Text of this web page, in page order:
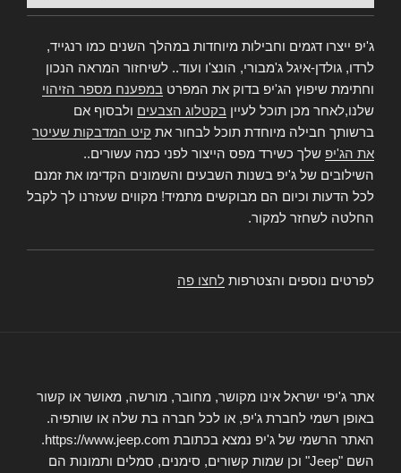
ג'יפ ייצרו דגמים וחבילות מיוחדות במהלך השנים כמו רנגייד,
לרדו, גולדן-איגל ג'מבורי, הונצ'ו ועוד.. לשיחזור המראה הנכון
וחתימת שיפוץ הג'יפ בדוק את המפרט במפענח מספר הזיהוי
שלנו,לאחר מכן תוכל לעיין בקטלוג הצבעים ולבסוף אם
ברשותך חבילה מיוחדת תוכל לבחור את קיט המדבקות שעיטר
את הג'יפ שלך כשירד מפס הייצור לפני כמה עשורים..
השילובים של ג'יפ בשנות השבעים והשמונים הקדימו את זמנם
לכל הדעות וכיום הם מבוקשים מתמיד! מקווים שעזרנו לך לקבל
החלטה לשחזר למקור.
לפרטים נוספים והצטרפות לחצו פה
אתר ג'יפי ישראל אינו מקושר, מחובר, מורשה, מאושר או קשור
באופן רשמי לחברת ג'יפ, או לכל חברה בת שלה או שותפיה.
האתר הרשמי של ג'יפ נמצא בכתובת https://www.jeep.com.
השם "Jeep" וכן שמות קשורים, סימנים, סמלים ותמונות הם